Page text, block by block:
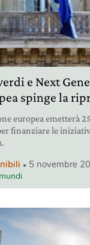
e Next
spinge la
europea emetterà
finanziare le
5 novembre